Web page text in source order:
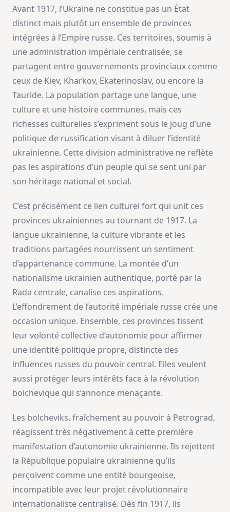
Avant 1917, l’Ukraine ne constitue pas un État
distinct mais plutôt un ensemble de provinces
intégrées à l’Empire russe. Ces territoires, soumis à
une administration impériale centralisée, se
partagent entre gouvernements provinciaux comme
ceux de Kiev, Kharkov, Ekaterinoslav, ou encore la
Tauride. La population partage une langue, une
culture et une histoire communes, mais ces
richesses culturelles s’expriment sous le joug d’une
politique de russification visant à diluer l’identité
ukrainienne. Cette division administrative ne reflète
pas les aspirations d’un peuple qui se sent uni par
son héritage national et social.
C’est précisément ce lien culturel fort qui unit ces
provinces ukrainiennes au tournant de 1917. La
langue ukrainienne, la culture vibrante et les
traditions partagées nourrissent un sentiment
d’appartenance commune. La montée d’un
nationalisme ukrainien authentique, porté par la
Rada centrale, canalise ces aspirations.
L’effondrement de l’autorité impériale russe crée une
occasion unique. Ensemble, ces provinces tissent
leur volonté collective d’autonomie pour affirmer
une identité politique propre, distincte des
influences russes du pouvoir central. Elles veulent
aussi protéger leurs intérêts face à la révolution
bolchevique qui s’annonce menaçante.
Les bolcheviks, fraîchement au pouvoir à Petrograd,
réagissent très négativement à cette première
manifestation d’autonomie ukrainienne. Ils rejettent
la République populaire ukrainienne qu’ils
perçoivent comme une entité bourgeoise,
incompatible avec leur projet révolutionnaire
internationaliste centralisé. Dès fin 1917, ils